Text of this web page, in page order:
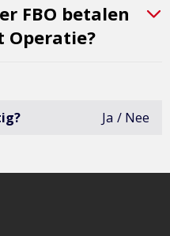
FBO betalen
Operatie?
Ja Nee